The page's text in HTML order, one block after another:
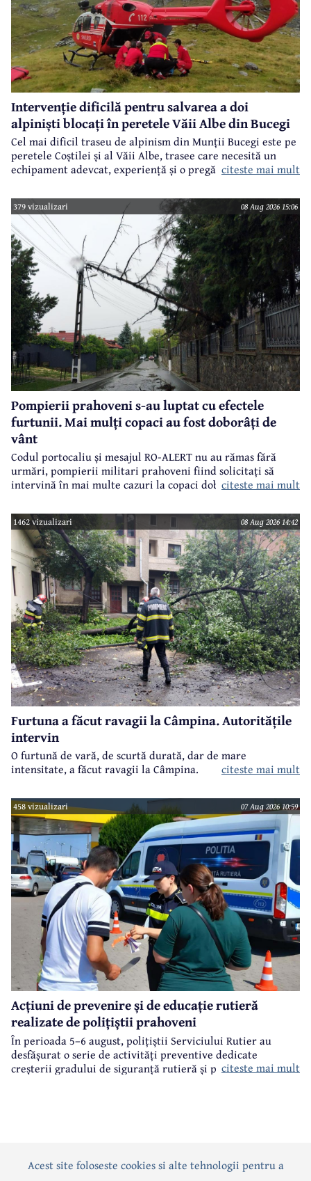
Intervenție dificilă pentru salvarea a doi
alpiniști blocați în peretele Văii Albe din Bucegi
Cel mai dificil traseu de alpinism din Munții Bucegi este pe
peretele Coștilei și al Văii Albe, trasee care necesită un
echipament adevcat, experiență și o pregătire specifică.
citeste mai mult
379 vizualizari 08 Aug 2026 15:06
Pompierii prahoveni s-au luptat cu efectele
furtunii. Mai mulți copaci au fost doborâți de
vânt
Codul portocaliu și mesajul RO-ALERT nu au rămas fără
urmări, pompierii militari prahoveni fiind solicitați să
intervină în mai multe cazuri la copaci doborâți în urma
citeste mai mult
1462 vizualizari 08 Aug 2026 14:42
Furtuna a făcut ravagii la Câmpina. Autoritățile
intervin
O furtună de vară, de scurtă durată, dar de mare
intensitate, a făcut ravagii la Câmpina.
citeste mai mult
458 vizualizari 07 Aug 2026 10:59
Acțiuni de prevenire și de educație rutieră
realizate de polițiștii prahoveni
În perioada 5–6 august, polițiștii Serviciului Rutier au
desfășurat o serie de activități preventive dedicate
creșterii gradului de siguranță rutieră și promovării unui
citeste mai mult
Acest site foloseste cookies si alte tehnologii pentru a